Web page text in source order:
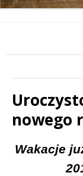
nowego
Treść
Wakacje